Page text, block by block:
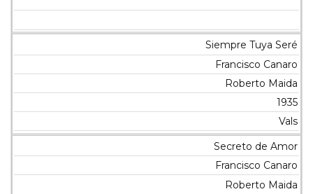
Siempre Tuya Seré
Francisco Canaro
Roberto Maida
1935
Vals
Secreto de Amor
Francisco Canaro
Roberto Maida